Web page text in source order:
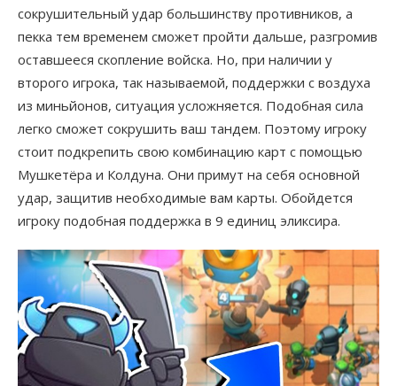
сокрушительный удар большинству противников, а
пекка тем временем сможет пройти дальше, разгромив
оставшееся скопление войска. Но, при наличии у
второго игрока, так называемой, поддержки с воздуха
из миньйонов, ситуация усложняется. Подобная сила
легко сможет сокрушить ваш тандем. Поэтому игроку
стоит подкрепить свою комбинацию карт с помощью
Мушкетёра и Колдуна. Они примут на себя основной
удар, защитив необходимые вам карты. Обойдется
игроку подобная поддержка в 9 единиц эликсира.